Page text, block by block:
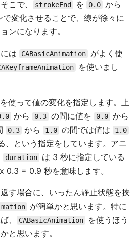
こで、
strokeEnd を 0.0 から
で変化させることで、線が徐々に
ンになります。
は CABasicAnimation
がよく使
を使いまし
を使って値の変化を指定します。上
から 0.3 の間に値を 0.0 から
0.3 から 1.0 の間では値は 1.0
、という指定をしています。アニ
duration
は 3 秒に指定している
0.3 = 0.9 秒を意味します。
す場合に、いったん静止状態を挟
が簡単かと思います。特に
、
CABasicAnimation
を使うほう
と思います。